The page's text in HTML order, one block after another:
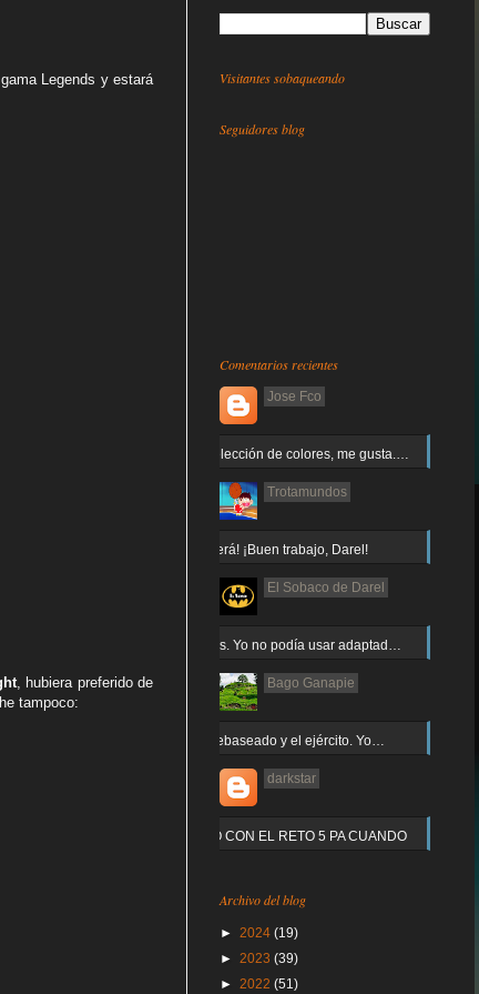
Legends y estará
, hubiera preferido de
tampoco:
Visitantes sobaqueando
Seguidores blog
Comentarios recientes
Jose Fco
Muy buena elección de colores, me gusta.…
Trotamundos
¡Arnor no caerá! ¡Buen trabajo, Darel!
El Sobaco de Darel
Jajaja gracias. Yo no podía usar adaptad…
Bago Ganapie
Increíble el rebaseado y el ejército. Yo…
darkstar
Y QUE PASO CON EL RETO 5 PA CUANDO
Archivo del blog
► 2024 (19)
► 2023 (39)
► 2022 (51)